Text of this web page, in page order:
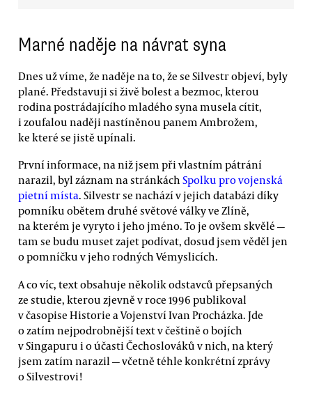
Marné naděje na návrat syna
Dnes už víme, že naděje na to, že se Silvestr objeví, byly
plané. Představuji si živě bolest a bezmoc, kterou
rodina postrádajícího mladého syna musela cítit,
i zoufalou naději nastíněnou panem Ambrožem,
ke které se jistě upínali.
První informace, na niž jsem při vlastním pátrání
narazil, byl záznam na stránkách Spolku pro vojenská
pietní místa. Silvestr se nachází v jejich databázi díky
pomníku obětem druhé světové války ve Zlíně,
na kterém je vyryto i jeho jméno. To je ovšem skvělé —
tam se budu muset zajet podívat, dosud jsem věděl jen
o pomníčku v jeho rodných Vémyslicích.
A co víc, text obsahuje několik odstavců přepsaných
ze studie, kterou zjevně v roce 1996 publikoval
v časopise Historie a Vojenství Ivan Procházka. Jde
o zatím nejpodrobnější text v češtině o bojích
v Singapuru i o účasti Čechoslováků v nich, na který
jsem zatím narazil — včetně téhle konkrétní zprávy
o Silvestrovi!